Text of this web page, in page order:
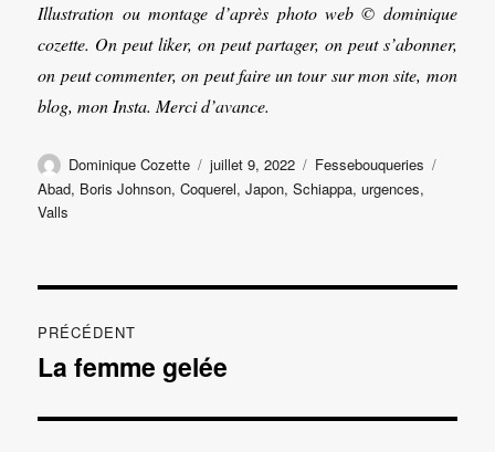
Illustration ou montage d’après photo web © dominique
cozette. On peut liker, on peut partager, on peut s’abonner,
on peut commenter, on peut faire un tour sur mon site, mon
blog, mon Insta. Merci d’avance.
Auteur
Dominique Cozette
Publié
le
juillet 9, 2022 Catégories
Fessebouqueries
Abad, Boris Johnson,Coquerel,Japon,Schiappa,urgences,
Valls
de
PRÉCÉDENT
Publication
La femme gelée